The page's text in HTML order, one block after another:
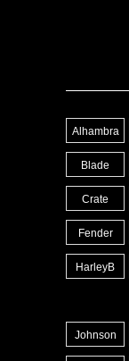
Alhambra
Blade
Crate
Fender
HarleyB
Johnson